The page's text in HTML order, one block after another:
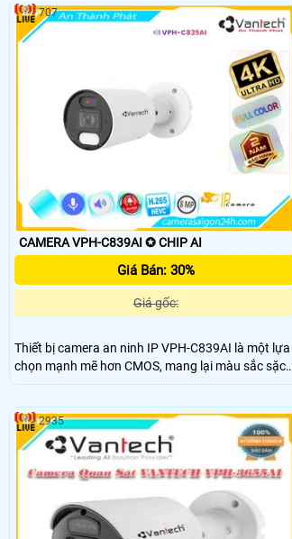
cho phép bạn giám sát an toàn tại cơ sở của bạn
CAMERA VPH-C839AI ✪ CHIP AI
Giá Bán: 30%
Giá gốc:
Thiết bị camera an ninh IP VPH-C839AI là một lựa
chọn mạnh mẽ hơn CMOS, mang lại màu sắc sặc
sỡ và chất lượng hình ảnh sắc nét. Với khả năng
25m, Tin hơn chất lượng hình ảnh không bị mờ mịt.
Thiết bị còn tích hợp công nghệ IP cho xử lý hình
sáng đẹp và độ nét lên đến 8
707
2935